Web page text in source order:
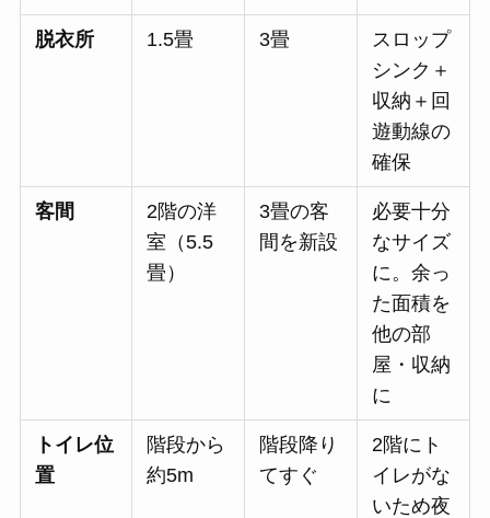
脱衣所 1.5畳 3畳
スロップ
シンク＋
収納＋回
遊動線の
確保
客間
2階の洋
室（5.5
畳）
3畳の客
間を新設
必要十分
なサイズ
に。余っ
た面積を
他の部
屋・収納
に
トイレ位
置
階段から
約5m
階段降り
てすぐ
2階にト
イレがな
いため夜